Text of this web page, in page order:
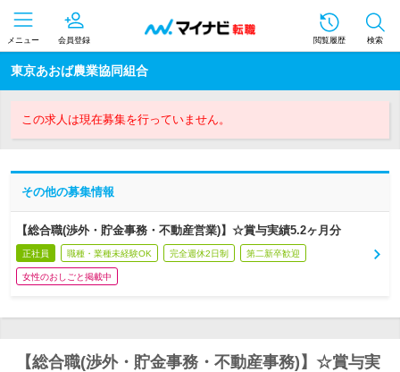
メニュー 会員登録 閲覧履歴 検索
東京あおば農業協同組合
この求人は現在募集を行っていません。
その他の募集情報
【総合職(渉外・貯金事務・不動産営業)】☆賞与実績5.2ヶ月分
正社員 職種・業種未経験OK 完全週休2日制 第二新卒歓迎
女性のおしごと掲載中
【総合職(渉外・貯金事務・不動産事務)】☆賞与実